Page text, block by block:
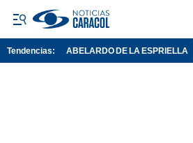
Tendencias: ABELARDO DE LA ESPRIELLA